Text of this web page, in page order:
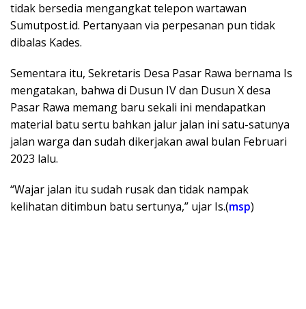
tidak bersedia mengangkat telepon wartawan
Sumutpost.id. Pertanyaan via perpesanan pun tidak
dibalas Kades.
Sementara itu, Sekretaris Desa Pasar Rawa bernama Is
mengatakan, bahwa di Dusun IV dan Dusun X desa
Pasar Rawa memang baru sekali ini mendapatkan
material batu sertu bahkan jalur jalan ini satu-satunya
jalan warga dan sudah dikerjakan awal bulan Februari
2023 lalu.
“Wajar jalan itu sudah rusak dan tidak nampak
kelihatan ditimbun batu sertunya,” ujar Is.(msp)